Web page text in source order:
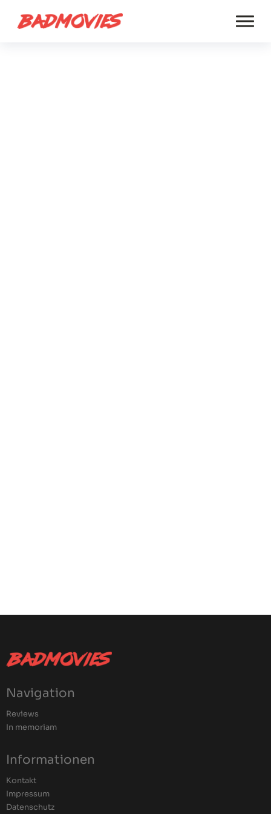
Navigation
Reviews
In memoriam
Informationen
Kontakt
Impressum
Datenschutz